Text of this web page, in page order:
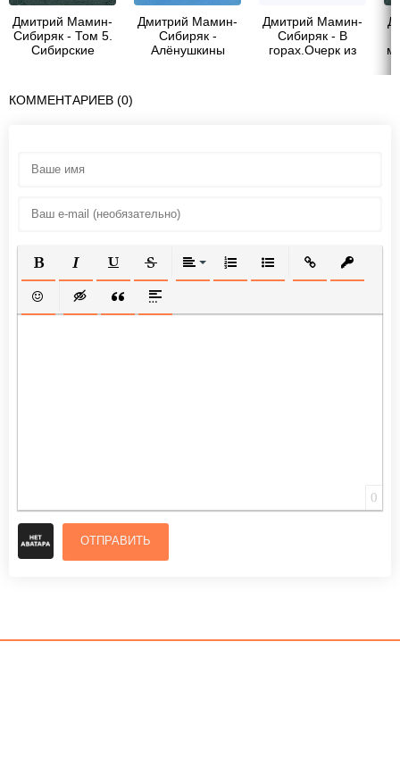
Дмитрий Мамин-
Сибиряк - Том 5.
Сибирские
Дмитрий Мамин-
Сибиряк -
Алёнушкины
Дмитрий Мамин-
Сибиряк - В
горах.Очерк из
КОММЕНТАРИЕВ (0)
ПОЛУЖИРНЫЙ
КУРСИВПОДЧЕРКНУТЫЙ
ЗАЧЕРКНУТЫЙВЫРАВНИВАНИЕ
НУМЕРОВАННЫЙ СПИСОК
МАРКИРОВАННЫЙ
ВСТАВИТЬ
ВСТАВИТЬ СМАЙЛИК
ВСТАВКА СКРЫТОГО ТЕКСТА
ВСТАВКА ЦИТАТЫ
ВСТАВКА СПОЙЛЕРА
0
ОТПРАВИТЬ